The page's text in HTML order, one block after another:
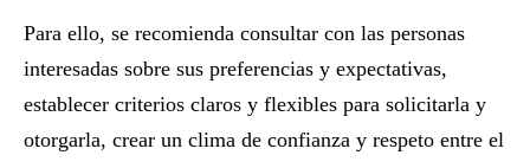
Para ello, se recomienda consultar con las personas
interesadas sobre sus preferencias y expectativas,
establecer criterios claros y flexibles para solicitarla y
otorgarla, crear un clima de confianza y respeto entre el